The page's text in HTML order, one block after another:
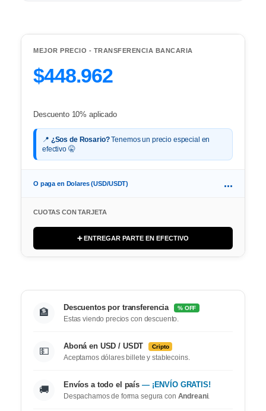
MEJOR PRECIO - TRANSFERENCIA BANCARIA
$448.962
Descuento 10% aplicado
📍 ¿Sos de Rosario?Tenemos un precio especial en
efectivo 🤫
O paga en Dolares (USD/USDT) ...
CUOTAS CON TARJETA
➕ ENTREGAR PARTE EN EFECTIVO
🏦 Descuentos por transferencia % OFF
Estas viendo precios con descuento.
💵 Aboná en USD / USDT Cripto
Aceptamos dólares billete y stablecoins.
🚚 Envíos a todo el país — ¡ENVÍO GRATIS!
Despachamos de forma segura con Andreani.